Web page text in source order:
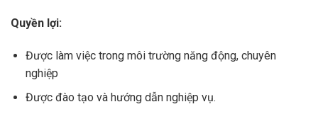
Quyền lợi:
Được làm việc trong môi trường năng động, chuyên
nghiệp
Được đào tạo và hướng dẫn nghiệp vụ.